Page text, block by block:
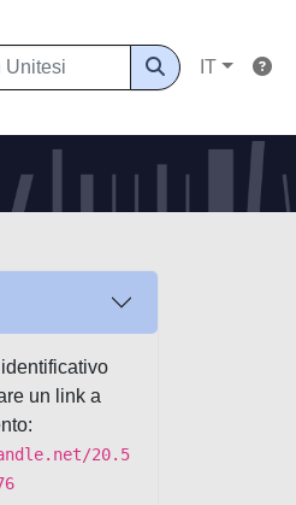
IT
un link a
20.5